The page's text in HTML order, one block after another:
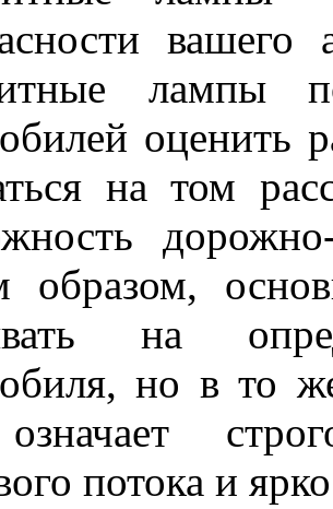
лампы
оценить
на том
образом,
на
но в то
потока и